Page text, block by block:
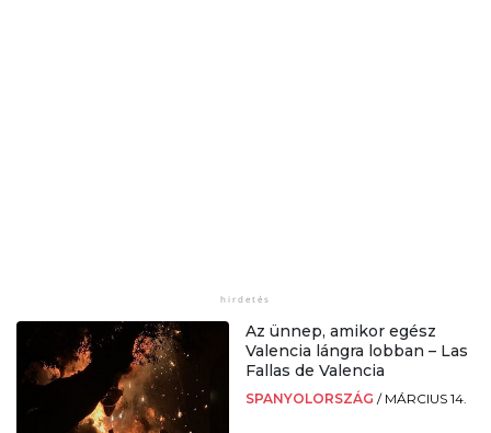
Az ünnep, amikor egész
Valencia lángra lobban – Las
Fallas de Valencia
SPANYOLORSZÁG / MÁRCIUS 14.